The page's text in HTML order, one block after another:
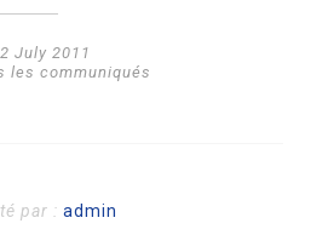
July 2011
les communiqués
par :admin